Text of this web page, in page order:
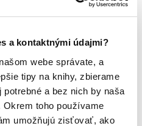
a kontaktnými údajmi?
webe správate, a
tipy na knihy, zbierame
a bez nich by naša
toho používame
umožňujú zisťovať, ako
titulov)na centrálnom sklade
pripravujeme
(0 titulov)dostupná (bez